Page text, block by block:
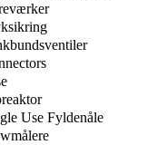
Use Fyldenåle